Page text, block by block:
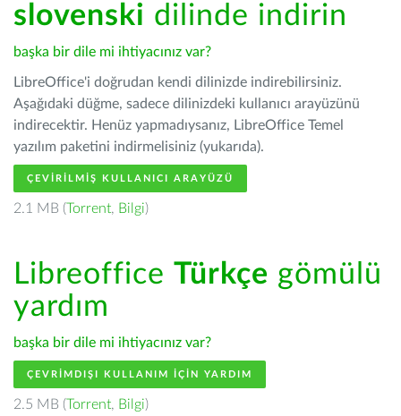
slovenski dilinde indirin
başka bir dile mi ihtiyacınız var?
LibreOffice'i doğrudan kendi dilinizde indirebilirsiniz.
Aşağıdaki düğme, sadece dilinizdeki kullanıcı arayüzünü
indirecektir. Henüz yapmadıysanız, LibreOffice Temel
yazılım paketini indirmelisiniz (yukarıda).
ÇEVIRILMIŞ KULLANICI ARAYÜZÜ
2.1 MB (Torrent, Bilgi)
Libreoffice Türkçe gömülü
yardım
başka bir dile mi ihtiyacınız var?
ÇEVRIMDIŞI KULLANIM IÇIN YARDIM
2.5 MB (Torrent, Bilgi)